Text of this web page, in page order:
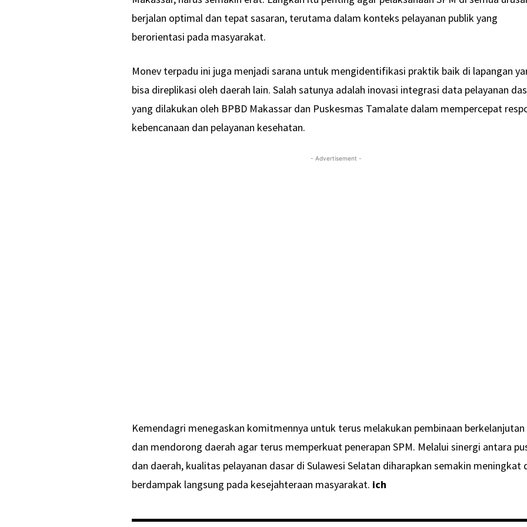
berjalan optimal dan tepat sasaran, terutama dalam konteks pelayanan publik yang
berorientasi pada masyarakat.
Monev terpadu ini juga menjadi sarana untuk mengidentifikasi praktik baik di lapangan
bisa direplikasi oleh daerah lain. Salah satunya adalah inovasi integrasi data pelayanan
yang dilakukan oleh BPBD Makassar dan Puskesmas Tamalate dalam mempercepat
kebencanaan dan pelayanan kesehatan.
- Advertisement -
Kemendagri menegaskan komitmennya untuk terus melakukan pembinaan berkelanjutan
dan mendorong daerah agar terus memperkuat penerapan SPM. Melalui sinergi antara
dan daerah, kualitas pelayanan dasar di Sulawesi Selatan diharapkan semakin meningkat
berdampak langsung pada kesejahteraan masyarakat. ich